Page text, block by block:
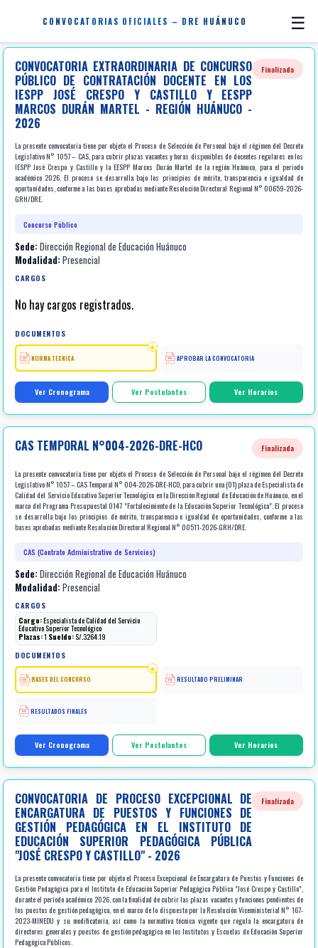
CONVOCATORIAS OFICIALES – DRE HUÁNUCO ☰
CONVOCATORIA EXTRAORDINARIA DE CONCURSO
PÚBLICO DE CONTRATACIÓN DOCENTE EN LOS
IESPP JOSÉ CRESPO Y CASTILLO Y EESPP
MARCOS DURÁN MARTEL - REGIÓN HUÁNUCO -
2026
Finalizada
La presente convocatoria tiene por objeto el Proceso de Selección de Personal bajo el régimen del Decreto
Legislativo N° 1057 – CAS, para cubrir plazas vacantes y horas disponibles de docentes regulares en los
IESPP José Crespo y Castillo y la EESPP Marcos Durán Martel de la región Huánuco, para el periodo
académico 2026. El proceso se desarrolla bajo los principios de mérito, transparencia e igualdad de
oportunidades, conforme a las bases aprobadas mediante Resolución Directoral Regional N° 00659-2026-
GRH/DRE.
Concurso Público
Sede: Dirección Regional de Educación Huánuco
Modalidad: Presencial
CARGOS
No hay cargos registrados.
DOCUMENTOS
NORMA TECNICA APROBAR LA CONVOCATORIA
Ver Cronograma Ver Postulantes Ver Horarios
CAS TEMPORAL N°004-2026-DRE-HCO Finalizada
La presente convocatoria tiene por objeto el Proceso de Selección de Personal bajo el régimen del Decreto
Legislativo N° 1057 – CAS Temporal N° 004-2026-DRE-HCO, para cubrir una (01) plaza de Especialista de
Calidad del Servicio Educativo Superior Tecnológico en la Dirección Regional de Educación de Huánuco, en el
marco del Programa Presupuestal 0147 "Fortalecimiento de la Educación Superior Tecnológica". El proceso
se desarrolla bajo los principios de mérito, transparencia e igualdad de oportunidades, conforme a las
bases aprobadas mediante Resolución Directoral Regional N° 00511-2026-GRH/DRE.
CAS (Contrato Administrativo de Servicios)
Sede: Dirección Regional de Educación Huánuco
Modalidad: Presencial
CARGOS
Cargo:Especialista de Calidad del Servicio
Educativo Superior Tecnológico
Plazas:1 Sueldo: S/.3264.19
DOCUMENTOS
BASES DEL CONCURSO RESULTADO PRELIMINAR
RESULTADOS FINALES
Ver Cronograma Ver Postulantes Ver Horarios
CONVOCATORIA DE PROCESO EXCEPCIONAL DE
ENCARGATURA DE PUESTOS Y FUNCIONES DE
GESTIÓN PEDAGÓGICA EN EL INSTITUTO DE
EDUCACIÓN SUPERIOR PEDAGÓGICA PÚBLICA
"JOSÉ CRESPO Y CASTILLO" - 2026
Finalizada
La presente convocatoria tiene por objeto el Proceso Excepcional de Encargatura de Puestos y Funciones de
Gestión Pedagógica para el Instituto de Educación Superior Pedagógica Pública "José Crespo y Castillo",
durante el período académico 2026, con la finalidad de cubrir las plazas vacantes y funciones pendientes de
los puestos de gestión pedagógica, en el marco de lo dispuesto por la Resolución Viceministerial N° 167-
2023-MINEDU y su modificatoria, así como la normativa técnica vigente que regula la encargatura de
directores generales y puestos de gestión pedagógica en los Institutos y Escuelas de Educación Superior
Pedagógica Públicos.